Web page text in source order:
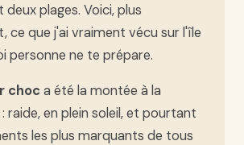
plages. Voici, plus
ce que j'ai vraiment vécu sur l'île
personne ne te prépare.
choc a été la montée à la
raide, en plein soleil, et pourtant
les plus marquants de tous